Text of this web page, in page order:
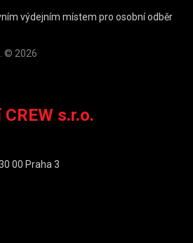
výdejním místem pro osobní odběr
© 2026
s.r.o.
00 Praha 3